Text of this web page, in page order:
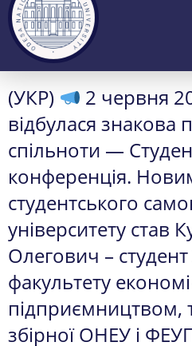
(УКР)
2 червня
відбулася знакова
спільноти —
конференція.
студентського
університету став
Олегович – студент
факультету
підприємництвом,
збірної ОНЕУ і